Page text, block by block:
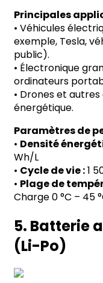
Principales
• Véhicules
exemple, Tesla,
public).
• Électronique
ordinateurs
• Drones et
énergétique.
Paramètres de
• Densité
Wh/L
• Cycle de vie :1
• Plage de
Charge 0°C – 45°
5. Batterie
(Li-Po)